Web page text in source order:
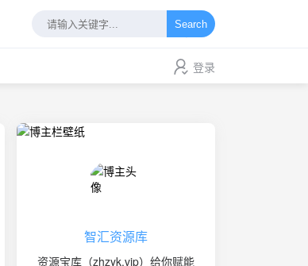
Search
登录
智汇资源库
资源宝库（zhzyk.vip）给你赋能